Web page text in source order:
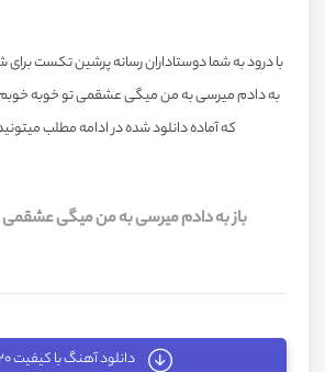
با درود به شما دوستاداران رسانه پرشین تکست
به دادم میرسی به من میگی عشقمی تو خوبه
که آماده دانلود شده در ادامه مطلب
باز به دادم میرسی به من میگی
دانلود آهنگ با کیفیت ۳۲۰